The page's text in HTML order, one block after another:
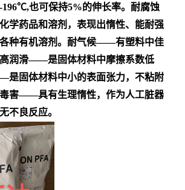
196℃,也可保持5%的伸长率。耐腐蚀
药品和溶剂，表现出惰性、能耐强
种有机溶剂。耐气候——有塑料中佳
润滑——是固体材料中摩擦系数低
固体材料中小的表面张力，不粘附
害——具有生理惰性，作为人工脏器
不良反应。